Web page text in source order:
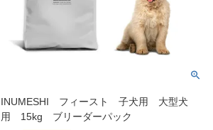
INUMESHI フィースト 子犬用 大型犬
用 15kg ブリーダーパック